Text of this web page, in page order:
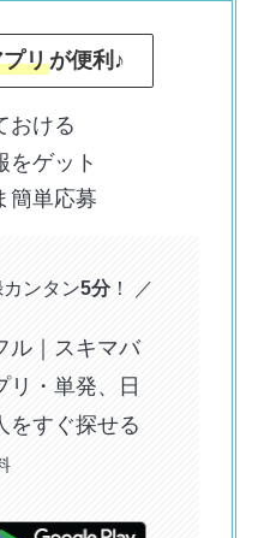
リが便利 ♪
おける
をゲット
簡単応募
ンタン5分！ ／
ル｜スキマバ
リ・単発、日
をすぐ探せる